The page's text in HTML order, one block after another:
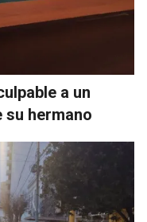
a un
su hermano